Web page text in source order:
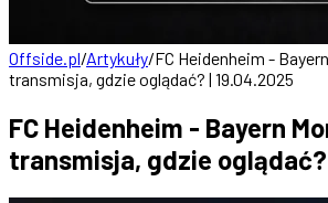
Offside.pl/Artykuły/FC Heidenheim -
transmisja, gdzie oglądać? | 19.04.2025
FC Heidenheim - Bayern
transmisja, gdzie oglądać?